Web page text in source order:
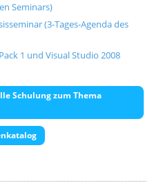
Seminars)
(3-Tages-Agenda des
1 und Visual Studio 2008
Schulung zum Thema